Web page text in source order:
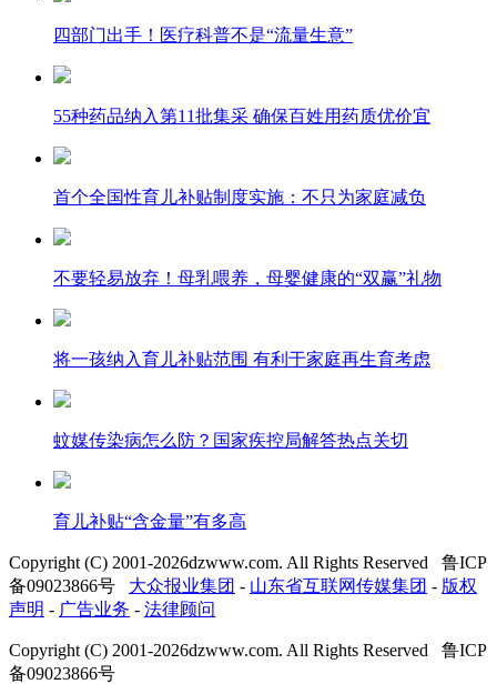
四部门出手！医疗科普不是“流量生意”
55种药品纳入第11批集采 确保百姓用药质优价宜
首个全国性育儿补贴制度实施：不只为家庭减负
不要轻易放弃！母乳喂养，母婴健康的“双赢”礼物
将一孩纳入育儿补贴范围 有利于家庭再生育考虑
蚊媒传染病怎么防？国家疾控局解答热点关切
育儿补贴“含金量”有多高
Copyright (C) 2001-2026dzwww.com. All Rights Reserved 鲁ICP
备09023866号 大众报业集团 - 山东省互联网传媒集团 - 版权
声明 - 广告业务 - 法律顾问
Copyright (C) 2001-2026dzwww.com. All Rights Reserved 鲁ICP
备09023866号